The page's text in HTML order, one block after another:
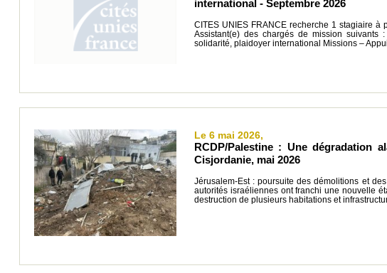
international - Septembre 2026
CITES UNIES FRANCE recherche 1 stagiaire
Assistant(e) des chargés de mission suivants
solidarité, plaidoyer international Missions –
Le 6 mai 2026,
RCDP/Palestine : Une dégradation
Cisjordanie, mai 2026
Jérusalem-Est : poursuite des démolitions et
autorités israéliennes ont franchi une nouvelle
destruction de plusieurs habitations et